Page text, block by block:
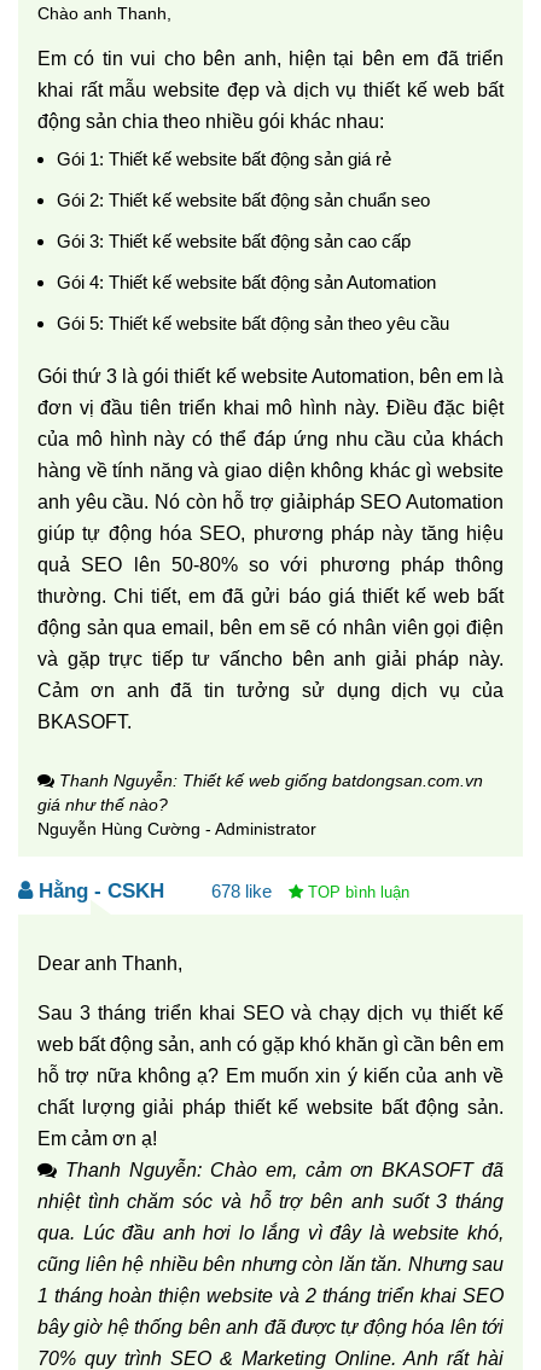
Chào anh Thanh,
Em có tin vui cho bên anh, hiện tại bên em đã triển
khai rất mẫu website đẹp và dịch vụ thiết kế web bất
động sản chia theo nhiều gói khác nhau:
Gói 1: Thiết kế website bất động sản giá rẻ
Gói 2: Thiết kế website bất động sản chuẩn seo
Gói 3: Thiết kế website bất động sản cao cấp
Gói 4: Thiết kế website bất động sản Automation
Gói 5: Thiết kế website bất động sản theo yêu cầu
Gói thứ 3 là gói thiết kế website Automation, bên em là
đơn vị đầu tiên triển khai mô hình này. Điều đặc biệt
của mô hình này có thể đáp ứng nhu cầu của khách
hàng về tính năng và giao diện không khác gì website
anh yêu cầu. Nó còn hỗ trợ giảipháp SEO Automation
giúp tự động hóa SEO, phương pháp này tăng hiệu
quả SEO lên 50-80% so với phương pháp thông
thường. Chi tiết, em đã gửi báo giá thiết kế web bất
động sản qua email, bên em sẽ có nhân viên gọi điện
và gặp trực tiếp tư vấncho bên anh giải pháp này.
Cảm ơn anh đã tin tưởng sử dụng dịch vụ của
BKASOFT.
Thanh Nguyễn: Thiết kế web giống batdongsan.com.vn
giá như thế nào?
Nguyễn Hùng Cường - Administrator
Hằng - CSKH 678
Dear anh Thanh,
Sau 3 tháng triển khai SEO và chạy dịch vụ thiết kế
web bất động sản, anh có gặp khó khăn gì cần bên em
hỗ trợ nữa không ạ? Em muốn xin ý kiến của anh về
chất lượng giải pháp thiết kế website bất động sản.
Em cảm ơn ạ!
Thanh Nguyễn: Chào em, cảm ơn BKASOFT đã
nhiệt tình chăm sóc và hỗ trợ bên anh suốt 3 tháng
qua. Lúc đầu anh hơi lo lắng vì đây là website khó,
cũng liên hệ nhiều bên nhưng còn lăn tăn. Nhưng sau
1 tháng hoàn thiện website và 2 tháng triển khai SEO
bây giờ hệ thống bên anh đã được tự động hóa lên tới
70% quy trình SEO & Marketing Online. Anh rất hài